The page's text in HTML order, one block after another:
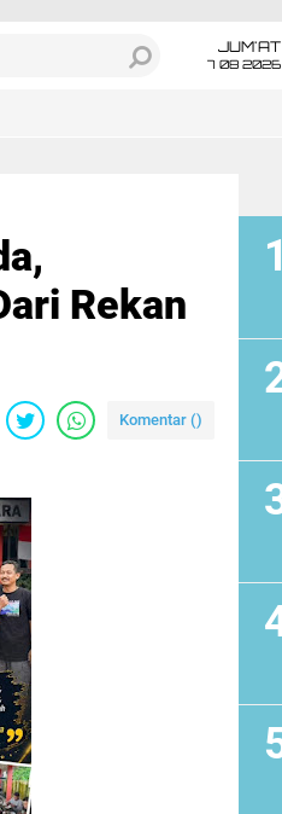
JUM'AT
7 08 2026
Rekan
Komentar ()